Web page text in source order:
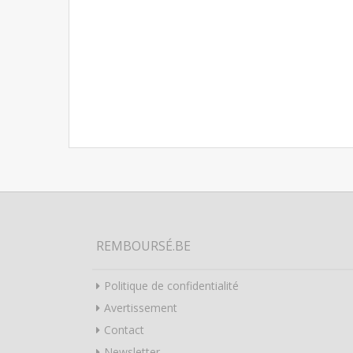
REMBOURSÉ.BE
Politique de confidentialité
Avertissement
Contact